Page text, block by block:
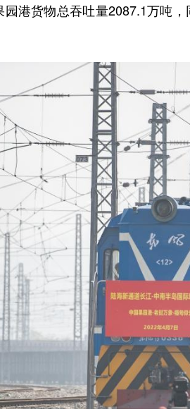
园港货物总吞吐量2087.1万吨